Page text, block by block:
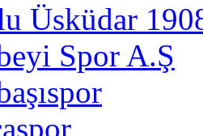
Üsküdar
Spor A.Ş